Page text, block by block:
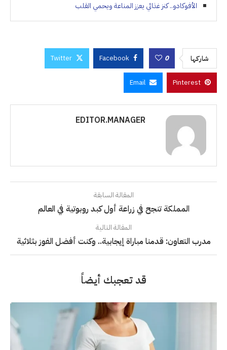
الأفوكادو.. كنز غذائي يعزز المناعة ويحمي القلب
شاركها 0
Facebook
Twitter
Pinterest
Email
EDITOR.MANAGER
المقالة السابقة
المملكة تنجح في زراعة أول كبد روبوتية في العالم
المقالة التالية
مدرب التعاون: قدمنا مباراة إيجابية.. وكنت أفضل الفوز بثلاثية
قد تعجبك أيضاً